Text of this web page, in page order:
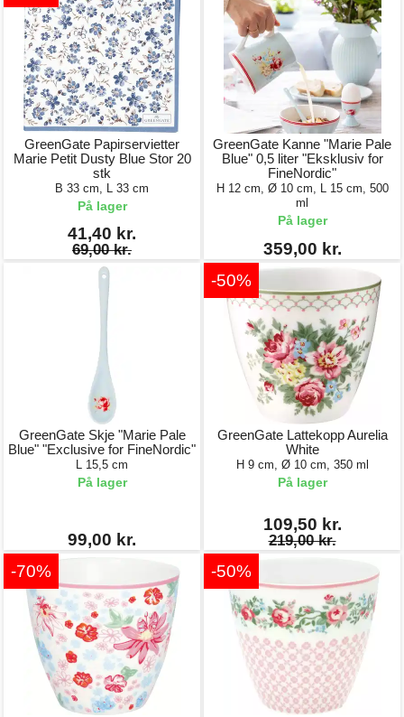
GreenGate Papirservietter
Marie Petit Dusty Blue Stor 20
stk
B 33 cm, L 33 cm
På lager
41,40 kr.
69,00 kr.
GreenGate Kanne "Marie Pale
Blue" 0,5 liter "Eksklusiv for
FineNordic"
H 12 cm, Ø 10 cm, L 15 cm, 500
ml
På lager
359,00 kr.
GreenGate Skje "Marie Pale
Blue" "Exclusive for FineNordic"
L 15,5 cm
På lager
99,00 kr.
-50%
GreenGate Lattekopp Aurelia
White
H 9 cm, Ø 10 cm, 350 ml
På lager
109,50 kr.
219,00 kr.
-70% -50%